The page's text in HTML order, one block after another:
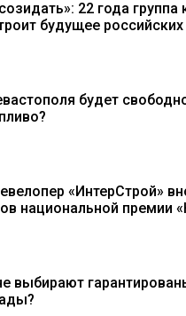
22 года группа
будущее
будет
«ИнтерСтрой»
национальной премии
выбирают